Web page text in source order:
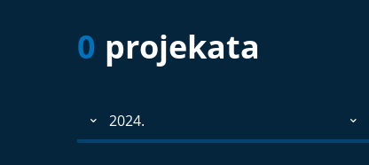
0 projekata
2024.